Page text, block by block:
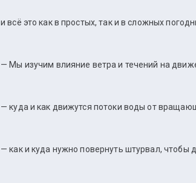
и всё это как в простых, так и в сложных
— Мы изучим влияние ветра и течений на
— куда и как движутся потоки воды от
— как и куда нужно повернуть штурвал, чтобы